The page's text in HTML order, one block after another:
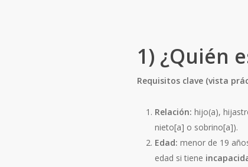
1) ¿Quién
Requisitos clave (vista
Relación: hijo(a),
nieto[a] o sobrino[a]).
Edad: menor de 19
edad si tiene